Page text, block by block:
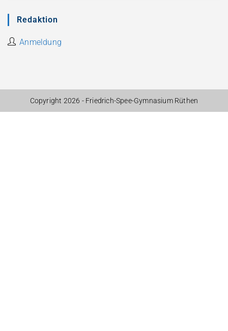
Redaktion
Anmeldung
Copyright 2026 - Friedrich-Spee-Gymnasium Rüthen